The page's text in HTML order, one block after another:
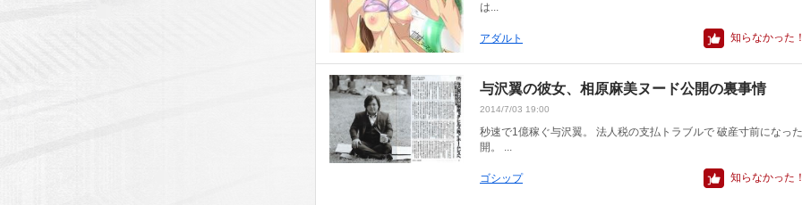
は...
アダルト 知らなかった
与沢翼の彼女、相原麻美ヌード公開の裏事情
2014/7/03 19:00
秒速で1億稼ぐ与沢翼。 法人税の支払トラブルで 破産寸前になっ
開。 ...
ゴシップ 知らなかった